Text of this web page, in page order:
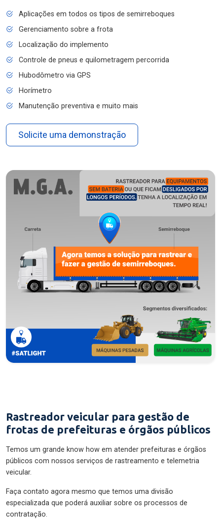
Aplicações em todos os tipos de semirreboques
Gerenciamento sobre a frota
Localização do implemento
Controle de pneus e quilometragem percorrida
Hubodômetro via GPS
Horímetro
Manutenção preventiva e muito mais
Solicite uma demonstração
Rastreador veicular para gestão de
frotas de prefeituras e órgãos públicos
Temos um grande know how em atender prefeituras e órgãos
públicos com nossos serviços de rastreamento e telemetria
veicular.
Faça contato agora mesmo que temos uma divisão
especializada que poderá auxiliar sobre os processos de
contratação.